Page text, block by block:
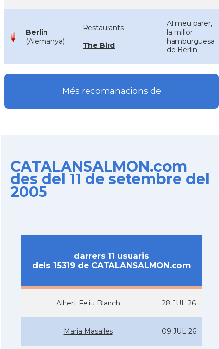
Berlin
(Alemanya)
Restaurants
The Bird
Al meu parer,
la millor
hamburguesa
de Berlin
Més recomanacions de
CATALANSALMON.com
des del 11 de setembre del
2005
darrers 11 usuaris
dels 15319 de CATALANSALMON.com
Albert Feliu Blanch 28 JUL 26
Maria Masalles 09 JUL 26